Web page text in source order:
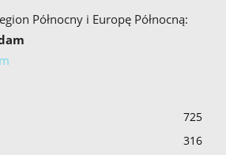
Północny i Europę Północną:
725
316